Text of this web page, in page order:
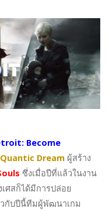
Become
Quantic Dream ผู้สร้าง
ซึ่งเมื่อปีที่แล้วในงาน
ศสก็ได้มีการปล่อย
กับปีนี้ทีมผู้พัฒนาเกม